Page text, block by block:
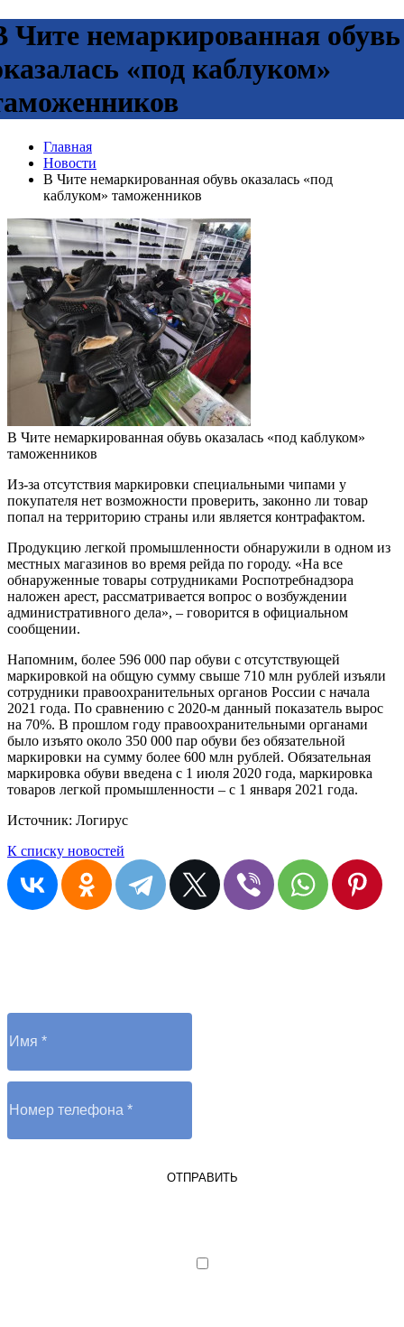
Чите немаркированная обувь
«под каблуком»
Главная
Новости
В Чите немаркированная обувь оказалась «под
каблуком» таможенников
В Чите немаркированная обувь оказалась «под каблуком»
таможенников
Из-за отсутствия маркировки специальными чипами у
покупателя нет возможности проверить, законно ли товар
попал на территорию страны или является контрафактом.
Продукцию легкой промышленности обнаружили в одном из
местных магазинов во время рейда по городу. «На все
обнаруженные товары сотрудниками Роспотребнадзора
наложен арест, рассматривается вопрос о возбуждении
административного дела», – говорится в официальном
сообщении.
Напомним, более 596 000 пар обуви с отсутствующей
маркировкой на общую сумму свыше 710 млн рублей изъяли
сотрудники правоохранительных органов России с начала
2021 года. По сравнению с 2020-м данный показатель вырос
на 70%. В прошлом году правоохранительными органами
было изъято около 350 000 пар обуви без обязательной
маркировки на сумму более 600 млн рублей. Обязательная
маркировка обуви введена с 1 июля 2020 года, маркировка
товаров легкой промышленности – с 1 января 2021 года.
Источник: Логирус
К списку новостей
ОТПРАВИТЬ